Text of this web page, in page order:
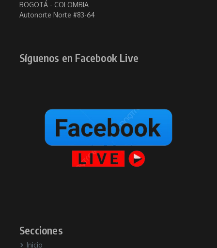
BOGOTÁ - COLOMBIA
Autonorte Norte #83-64
Síguenos en Facebook Live
Secciones
Inicio